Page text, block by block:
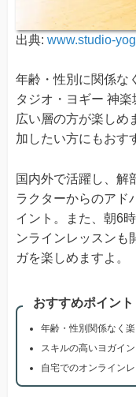
出典: www.studio-
年齢・性別に関係な
タジオ・ヨギー 神
広い層の方が楽しめ
加したい方にもおす
国内外で活躍し、解
ラクターからのアド
イント。また、朝6
ンラインレッスンも
ガを楽しめますよ。
おすすめポイント
年齢・性別関係なく
スキルの高いヨガイ
自宅でのオンライン